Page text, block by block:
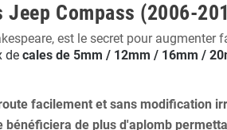
Compass (2006-
est le secret pour augmenter
de cales de 5mm / 12mm / 16mm /
facilement et sans modification
bénéficiera de plus d'aplomb